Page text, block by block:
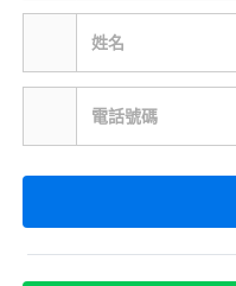
姓名
電話號碼